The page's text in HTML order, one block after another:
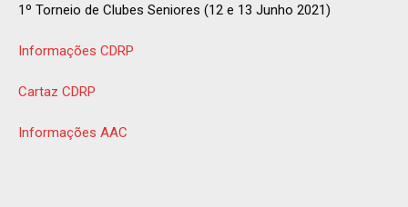
1º Torneio de Clubes Seniores (12 e 13 Junho 2021)
Informações CDRP
Cartaz CDRP
Informações AAC